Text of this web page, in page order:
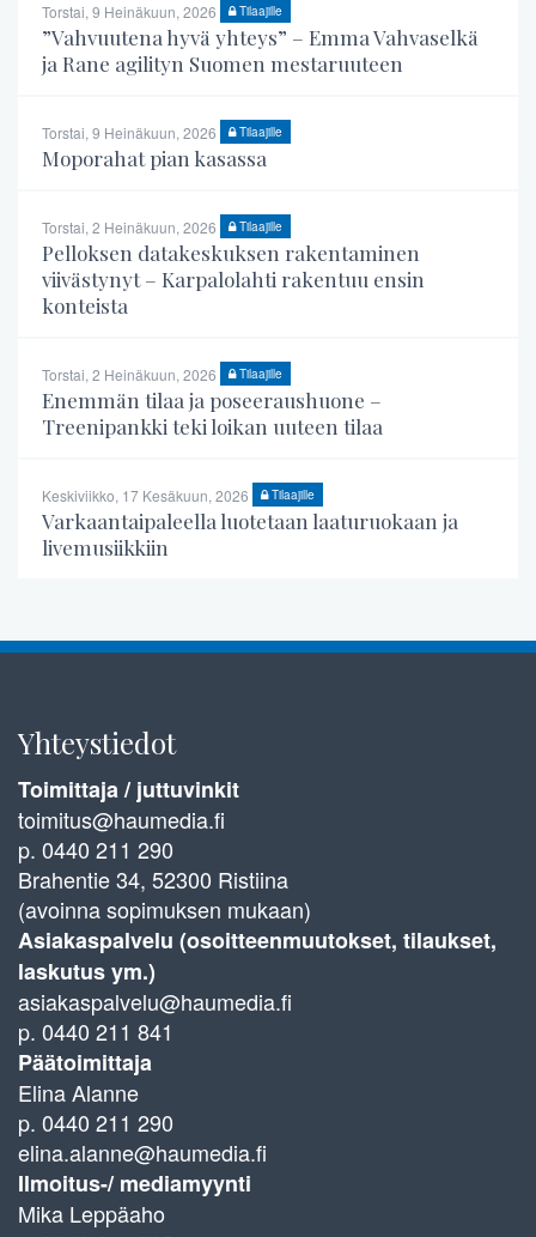
Torstai, 9 Heinäkuun, 2026 Tilaajille
”Vahvuutena hyvä yhteys” – Emma Vahvaselkä
ja Rane agilityn Suomen mestaruuteen
Torstai, 9 Heinäkuun, 2026 Tilaajille
Moporahat pian kasassa
Torstai, 2 Heinäkuun, 2026 Tilaajille
Pelloksen datakeskuksen rakentaminen
viivästynyt – Karpalolahti rakentuu ensin
konteista
Torstai, 2 Heinäkuun, 2026 Tilaajille
Enemmän tilaa ja poseeraushuone –
Treenipankki teki loikan uuteen tilaa
Keskiviikko, 17 Kesäkuun, 2026 Tilaajille
Varkaantaipaleella luotetaan laaturuokaan ja
livemusiikkiin
Yhteystiedot
Toimittaja / juttuvinkit
toimitus@haumedia.fi
p. 0440 211 290
Brahentie 34, 52300 Ristiina
(avoinna sopimuksen mukaan)
Asiakaspalvelu (osoitteenmuutokset, tilaukset,
laskutus ym.)
asiakaspalvelu@haumedia.fi
p. 0440 211 841
Päätoimittaja
Elina Alanne
p. 0440 211 290
elina.alanne@haumedia.fi
Ilmoitus-/ mediamyynti
Mika Leppäaho